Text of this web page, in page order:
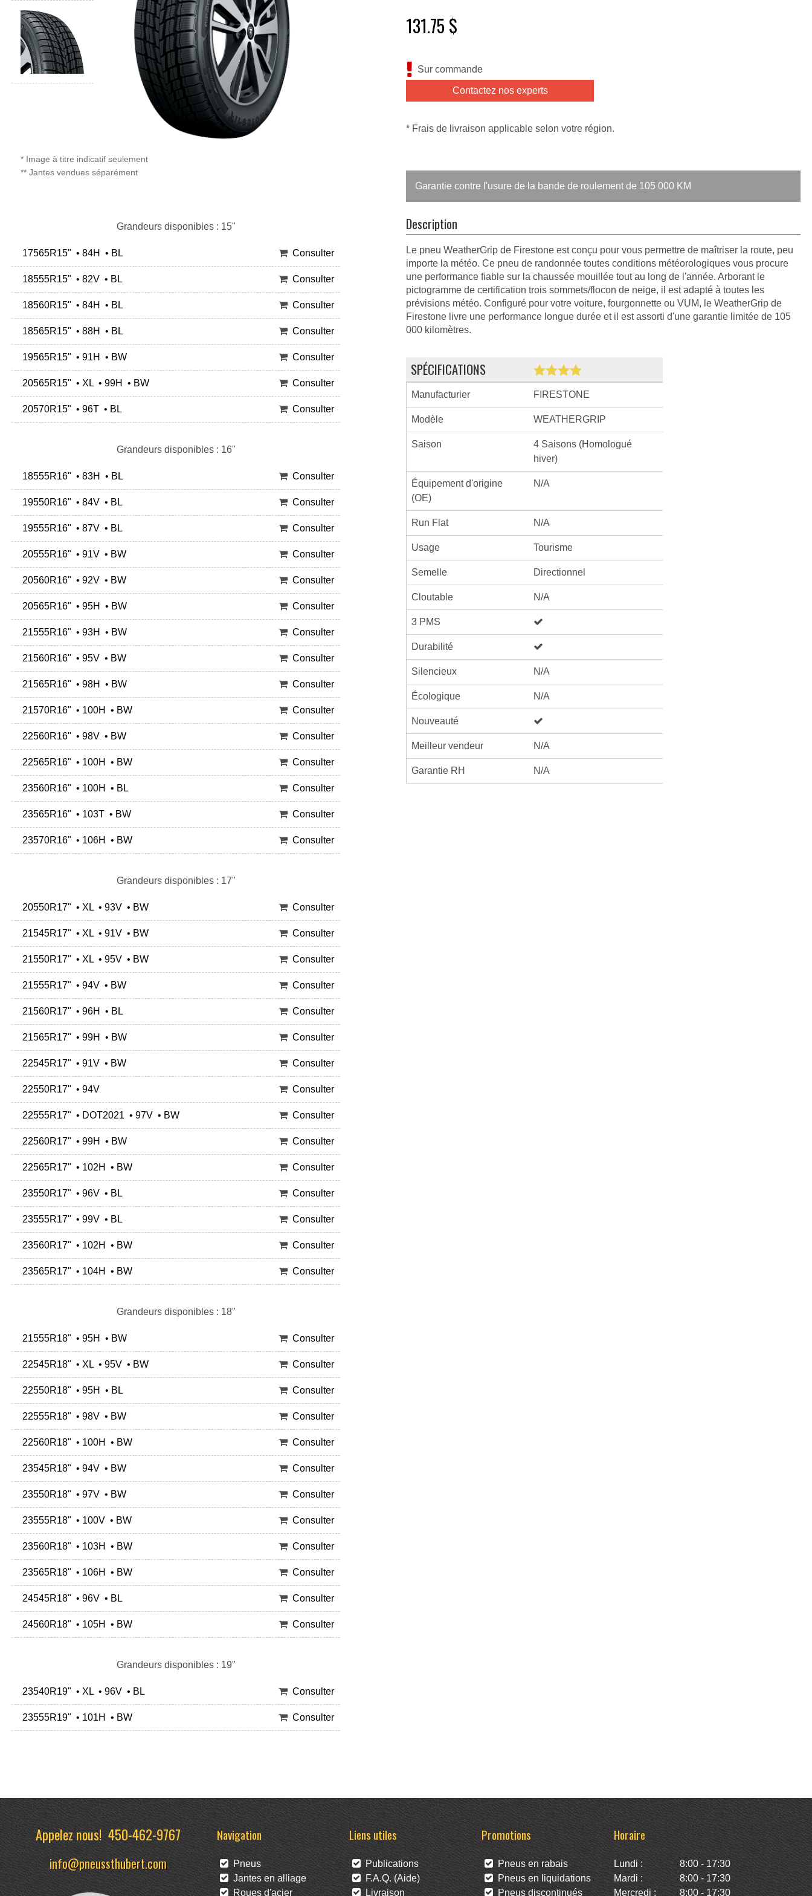
* Image à titre indicatif seulement
** Jantes vendues séparément
Grandeurs disponibles : 15"
17565R15" • 84H • BL Consulter
18555R15" • 82V • BL Consulter
18560R15" • 84H • BL Consulter
18565R15" • 88H • BL Consulter
19565R15" • 91H • BW Consulter
20565R15" • XL • 99H • BW Consulter
20570R15" • 96T • BL Consulter
Grandeurs disponibles : 16"
18555R16" • 83H • BL Consulter
19550R16" • 84V • BL Consulter
19555R16" • 87V • BL Consulter
20555R16" • 91V • BW Consulter
20560R16" • 92V • BW Consulter
20565R16" • 95H • BW Consulter
21555R16" • 93H • BW Consulter
21560R16" • 95V • BW Consulter
21565R16" • 98H • BW Consulter
21570R16" • 100H • BW Consulter
22560R16" • 98V • BW Consulter
22565R16" • 100H • BW Consulter
23560R16" • 100H • BL Consulter
23565R16" • 103T • BW Consulter
23570R16" • 106H • BW Consulter
Grandeurs disponibles : 17"
20550R17" • XL • 93V • BW Consulter
21545R17" • XL • 91V • BW Consulter
21550R17" • XL • 95V • BW Consulter
21555R17" • 94V • BW Consulter
21560R17" • 96H • BL Consulter
21565R17" • 99H • BW Consulter
22545R17" • 91V • BW Consulter
22550R17" • 94V Consulter
22555R17" • DOT2021 • 97V • BW Consulter
22560R17" • 99H • BW Consulter
22565R17" • 102H • BW Consulter
23550R17" • 96V • BL Consulter
23555R17" • 99V • BL Consulter
23560R17" • 102H • BW Consulter
23565R17" • 104H • BW Consulter
Grandeurs disponibles : 18"
21555R18" • 95H • BW Consulter
22545R18" • XL • 95V • BW Consulter
22550R18" • 95H • BL Consulter
22555R18" • 98V • BW Consulter
22560R18" • 100H • BW Consulter
23545R18" • 94V • BW Consulter
23550R18" • 97V • BW Consulter
23555R18" • 100V • BW Consulter
23560R18" • 103H • BW Consulter
23565R18" • 106H • BW Consulter
24545R18" • 96V • BL Consulter
24560R18" • 105H • BW Consulter
Grandeurs disponibles : 19"
23540R19" • XL • 96V • BL Consulter
23555R19" • 101H • BW Consulter
131.75 $
Sur commande
Contactez nos experts
* Frais de livraison applicable selon votre région.
Garantie contre l'usure de la bande de roulement de 105 000 KM
Description
Le pneu WeatherGrip de Firestone est conçu pour vous permettre de maîtriser la route, peu
importe la météo. Ce pneu de randonnée toutes conditions météorologiques vous procure
une performance fiable sur la chaussée mouillée tout au long de l'année. Arborant le
pictogramme de certification trois sommets/flocon de neige, il est adapté à toutes les
prévisions météo. Configuré pour votre voiture, fourgonnette ou VUM, le WeatherGrip de
Firestone livre une performance longue durée et il est assorti d'une garantie limitée de 105
000 kilomètres.
SPÉCIFICATIONS
Manufacturier FIRESTONE
Modèle WEATHERGRIP
Saison
4 Saisons (Homologué
hiver)
Équipement d'origine
(OE)
N/A
Run Flat N/A
Usage Tourisme
Semelle Directionnel
Cloutable N/A
3 PMS
Durabilité
Silencieux N/A
Écologique N/A
Nouveauté
Meilleur vendeur N/A
Garantie RH N/A
Appelez nous!450-462-9767
info@pneussthubert.com
Navigation
Pneus
Jantes en alliage
Roues d'acier
Liens utiles
Publications
F.A.Q. (Aide)
Livraison
Promotions
Pneus en rabais
Pneus en liquidations
Pneus discontinués
Horaire
Lundi :
8:00 - 17:30
Mardi :
8:00 - 17:30
Mercredi :
8:00 - 17:30